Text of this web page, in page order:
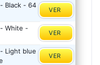
Black - 64
VER
- White -
VER
Light blue
VER